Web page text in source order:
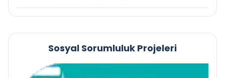
Sosyal Sorumluluk Projeleri